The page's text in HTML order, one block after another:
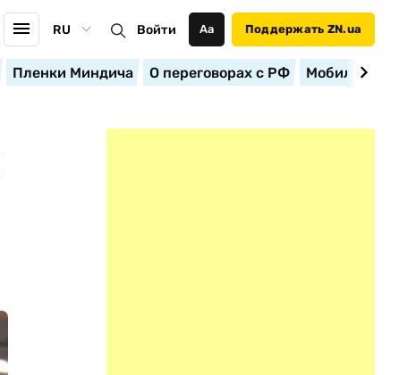
RU Войти Аа Поддержать ZN.ua
Пленки Миндича О переговорах с РФ